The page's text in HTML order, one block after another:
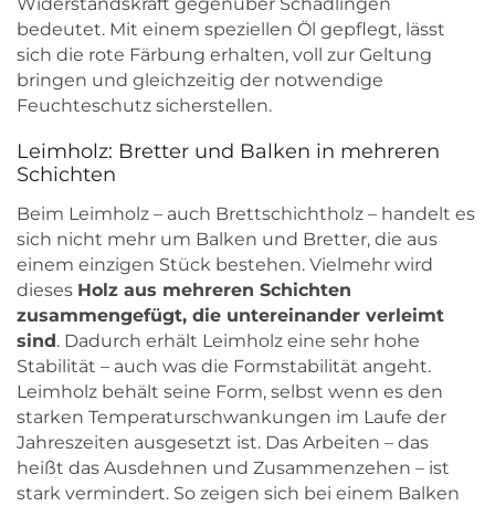
bedeutet. Mit einem speziellen Öl gepflegt, lässt
sich die rote Färbung erhalten, voll zur Geltung
bringen und gleichzeitig der notwendige
Feuchteschutz sicherstellen.
Leimholz: Bretter und Balken in mehreren
Schichten
Beim Leimholz – auch Brettschichtholz – handelt es
sich nicht mehr um Balken und Bretter, die aus
einem einzigen Stück bestehen. Vielmehr wird
dieses Holz aus mehreren Schichten
zusammengefügt, die untereinander verleimt
sind . Dadurch erhält Leimholz eine sehr hohe
Stabilität – auch was die Formstabilität angeht.
Leimholz behält seine Form, selbst wenn es den
starken Temperaturschwankungen im Laufe der
Jahreszeiten ausgesetzt ist. Das Arbeiten – das
heißt das Ausdehnen und Zusammenzehen – ist
stark vermindert. So zeigen sich bei einem Balken